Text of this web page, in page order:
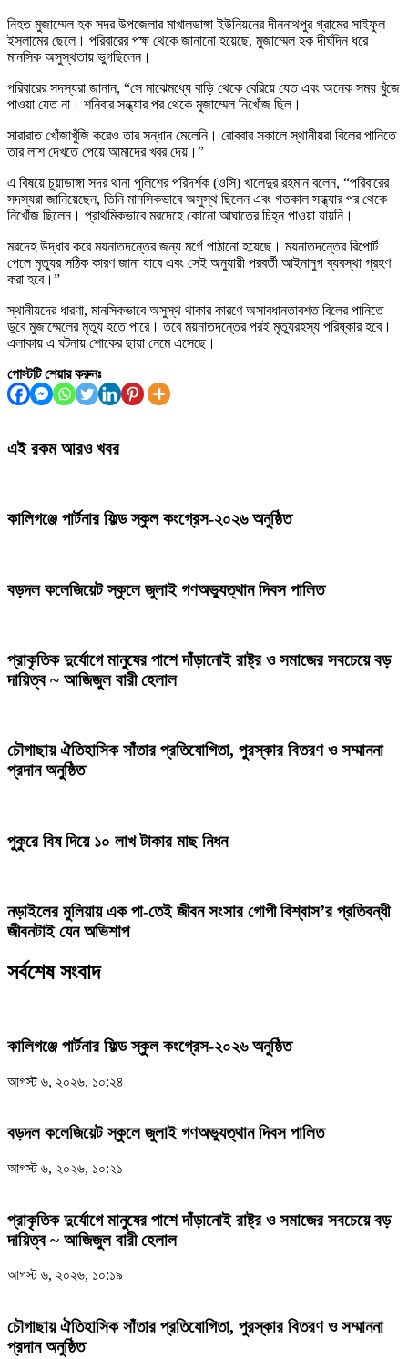
নিহত মুজাম্মেল হক সদর উপজেলার মাখালডাঙ্গা ইউনিয়নের দীননাথপুর গ্রামের সাইফুল
ইসলামের ছেলে। পরিবারের পক্ষ থেকে জানানো হয়েছে, মুজাম্মেল হক দীর্ঘদিন ধরে
মানসিক অসুস্থতায় ভুগছিলেন।
পরিবারের সদস্যরা জানান, “সে মাঝেমধ্যে বাড়ি থেকে বেরিয়ে যেত এবং অনেক সময় খুঁজে
পাওয়া যেত না। শনিবার সন্ধ্যার পর থেকে মুজাম্মেল নিখোঁজ ছিল।
সারারাত খোঁজাখুঁজি করেও তার সন্ধান মেলেনি। রোববার সকালে স্থানীয়রা বিলের পানিতে
তার লাশ দেখতে পেয়ে আমাদের খবর দেয়।”
এ বিষয়ে চুয়াডাঙ্গা সদর থানা পুলিশের পরিদর্শক (ওসি) খালেদুর রহমান বলেন, “পরিবারের
সদস্যরা জানিয়েছেন, তিনি মানসিকভাবে অসুস্থ ছিলেন এবং গতকাল সন্ধ্যার পর থেকে
নিখোঁজ ছিলেন। প্রাথমিকভাবে মরদেহে কোনো আঘাতের চিহ্ন পাওয়া যায়নি।
মরদেহ উদ্ধার করে ময়নাতদন্তের জন্য মর্গে পাঠানো হয়েছে। ময়নাতদন্তের রিপোর্ট
পেলে মৃত্যুর সঠিক কারণ জানা যাবে এবং সেই অনুযায়ী পরবর্তী আইনানুগ ব্যবস্থা গ্রহণ
করা হবে।”
স্থানীয়দের ধারণা, মানসিকভাবে অসুস্থ থাকার কারণে অসাবধানতাবশত বিলের পানিতে
ডুবে মুজাম্মেলের মৃত্যু হতে পারে। তবে ময়নাতদন্তের পরই মৃত্যুরহস্য পরিষ্কার হবে।
এলাকায় এ ঘটনায় শোকের ছায়া নেমে এসেছে।
পোস্টটি শেয়ার করুনঃ
এই রকম আরও খবর
কালিগঞ্জে পার্টনার ফিল্ড স্কুল কংগ্রেস-২০২৬ অনুষ্ঠিত
বড়দল কলেজিয়েট স্কুলে জুলাই গণঅভ্যুত্থান দিবস পালিত
প্রাকৃতিক দুর্যোগে মানুষের পাশে দাঁড়ানোই রাষ্ট্র ও সমাজের সবচেয়ে বড়
দায়িত্ব ~ আজিজুল বারী হেলাল
চৌগাছায় ঐতিহাসিক সাঁতার প্রতিযোগিতা, পুরস্কার বিতরণ ও সম্মাননা
প্রদান অনুষ্ঠিত
পুকুরে বিষ দিয়ে ১০ লাখ টাকার মাছ নিধন
নড়াইলের মুলিয়ায় এক পা-তেই জীবন সংসার গোপী বিশ্বাস’র প্রতিবন্ধী
জীবনটাই যেন অভিশাপ
সর্বশেষ সংবাদ
কালিগঞ্জে পার্টনার ফিল্ড স্কুল কংগ্রেস-২০২৬ অনুষ্ঠিত
আগস্ট ৬, ২০২৬, ১০:২৪
বড়দল কলেজিয়েট স্কুলে জুলাই গণঅভ্যুত্থান দিবস পালিত
আগস্ট ৬, ২০২৬, ১০:২১
প্রাকৃতিক দুর্যোগে মানুষের পাশে দাঁড়ানোই রাষ্ট্র ও সমাজের সবচেয়ে বড়
দায়িত্ব ~ আজিজুল বারী হেলাল
আগস্ট ৬, ২০২৬, ১০:১৯
চৌগাছায় ঐতিহাসিক সাঁতার প্রতিযোগিতা, পুরস্কার বিতরণ ও সম্মাননা
প্রদান অনুষ্ঠিত